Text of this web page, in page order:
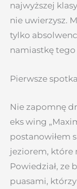
najwyższej
nie uwierzysz.
tylko
namiastkę tego
Pierwsze
Nie zapomnę
eks wing
postanowiłem
jeziorem, które
Powiedział, ze
puasami,